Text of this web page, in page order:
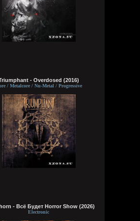
пизда, туз, малафья
мудила, пилотка, манда
путана, педрила
хуила, мошонка, елда… раунд!
на типа батл типа шока и
абба знает толк в этих
панки просто бомбы
Кукуня
6 августа 2026
Кукуня
сказать в место, где должен
- Overdosed (2016)
/ Metalcore / Nu-Metal / Progressive
- Всё Будет Horror Show (2026)
Electronic